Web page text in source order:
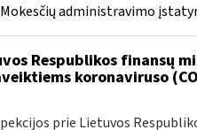
Mokesčių administravimo
Respublikos finansų
koronaviruso
prie Lietuvos